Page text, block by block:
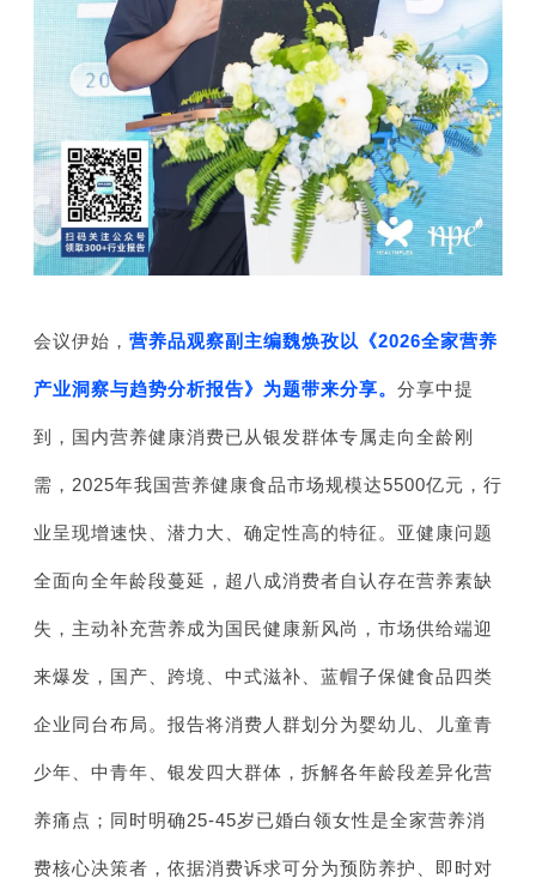
会议伊始， 营养品观察副主编魏焕孜以《2026全家营养
产业洞察与趋势分析报告》为题带来分享。 分享中提
到，国内营养健康消费已从银发群体专属走向全龄刚
需，2025年我国营养健康食品市场规模达5500亿元，行
业呈现增速快、潜力大、确定性高的特征。亚健康问题
全面向全年龄段蔓延，超八成消费者自认存在营养素缺
失，主动补充营养成为国民健康新风尚，市场供给端迎
来爆发，国产、跨境、中式滋补、蓝帽子保健食品四类
企业同台布局。报告将消费人群划分为婴幼儿、儿童青
少年、中青年、银发四大群体，拆解各年龄段差异化营
养痛点；同时明确25-45岁已婚白领女性是全家营养消
费核心决策者，依据消费诉求可分为预防养护、即时对